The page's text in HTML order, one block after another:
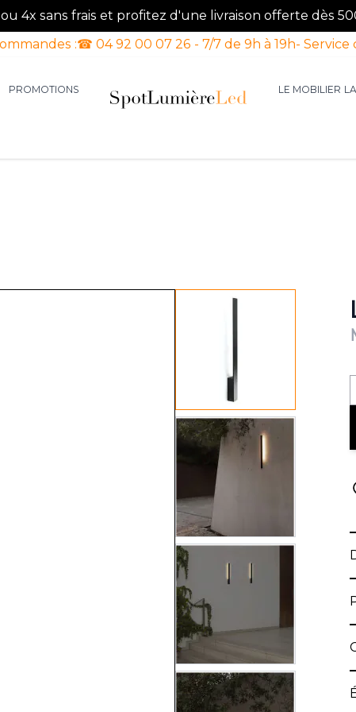
4x sans frais et profitez d'une livraison offerte dès
:☎ 04 92 00 07 26 - 7/7 de 9h à 19h-
PROMOTIONS LE MOBILIER
View larger image
View larger image
View larger image